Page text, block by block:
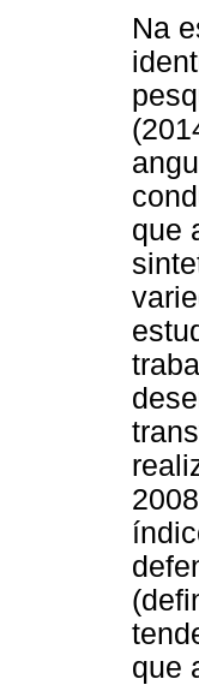
Na
que
que